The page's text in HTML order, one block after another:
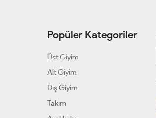
Popüler Kategoriler
Üst Giyim
Alt Giyim
Dış Giyim
Takım